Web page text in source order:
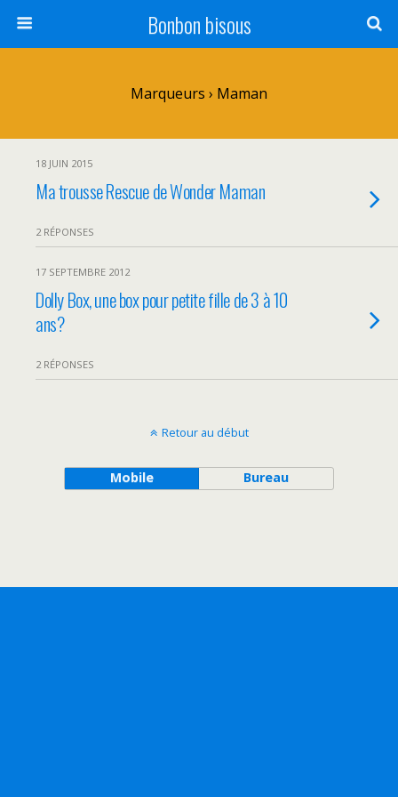
Bonbon bisous
Marqueurs › Maman
18 JUIN 2015
Ma trousse Rescue de Wonder Maman
2 RÉPONSES
17 SEPTEMBRE 2012
Dolly Box, une box pour petite fille de 3 à 10
ans?
2 RÉPONSES
Retour au début
Mobile Bureau